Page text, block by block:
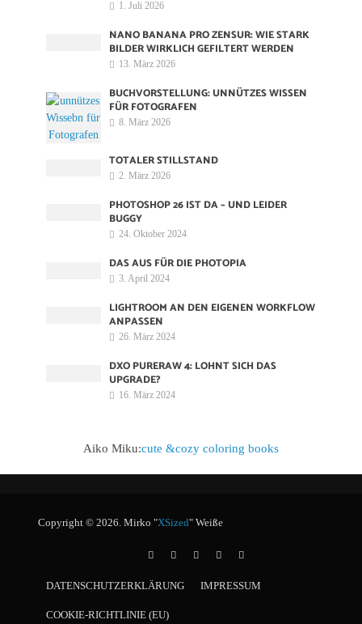
1. Juli 2026
NANO BANANA PRO ZENSUR: WIE STARK
BILDER WIRKLICH GEFILTERT WERDEN
13. März 2026
BUCHVORSTELLUNG: UNNÜTZES WISSEN
FÜR FOTOGRAFEN
8. März 2026
TOTALER STILLSTAND
2. März 2026
PHOTOSHOP 26 IST DA – UND LEIDER
BUGGY
24. Oktober 2024
DAS AUS FÜR DIE PHOTOPIA
3. April 2024
LIGHTROOM AN DEN EIGENEN WORKFLOW
ANPASSEN
26. März 2024
DXO PURERAW 4: LOHNT SICH DAS
UPGRADE?
16. März 2024
Aiko Miku:cute &cozy coloring books
Copyright © 2026. Mirko "XSized" Weiße
DATENSCHUTZERKLÄRUNG IMPRESSUM
COOKIE-RICHTLINIE (EU)